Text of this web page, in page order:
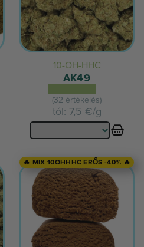
10-OH-HHC
AK49
(32 értékelés)
tól: 7,5 €/g
🔥 MIX 10OHHHC ERŐS -40% 🔥